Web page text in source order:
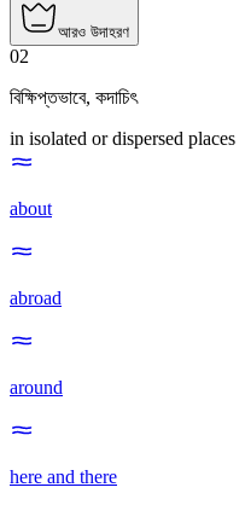
আরও উদাহরণ
02
বিক্ষিপ্তভাবে, কদাচিৎ
in isolated or dispersed places
about
abroad
around
here and there